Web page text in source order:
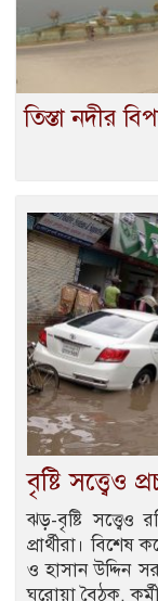
তিস্তা নদীর
বৃষ্টি সত্ত্বেও
ঝড়-বৃষ্টি সত্ত্বেও
প্রার্থীরা। বিশেষ
ও হাসান উদ্দিন
ঘরোয়া বৈঠক,